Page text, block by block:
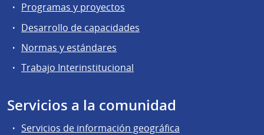
Programas y proyectos
Desarrollo de capacidades
Normas y estándares
Trabajo Interinstitucional
Servicios a la comunidad
Servicios de información geográfica